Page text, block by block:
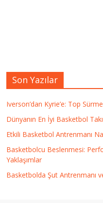
Son Yazılar
Iverson’dan Kyrie’e: Top
Dünyanın En İyi Basketbol
Etkili Basketbol Antrenmanı
Basketbolcu Beslenmesi:
Yaklaşımlar
Basketbolda Şut Antrenmanı